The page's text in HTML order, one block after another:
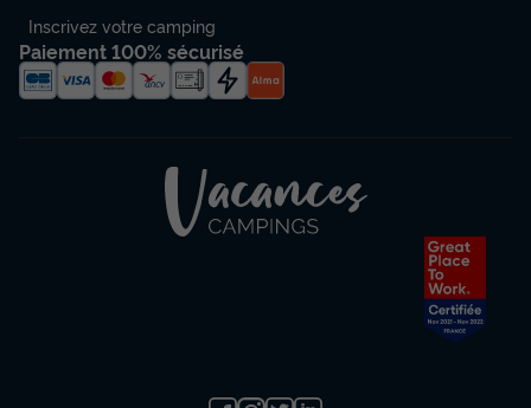
Adultes Chambres
Inscrivez votre camping
Paiement 100% sécurisé